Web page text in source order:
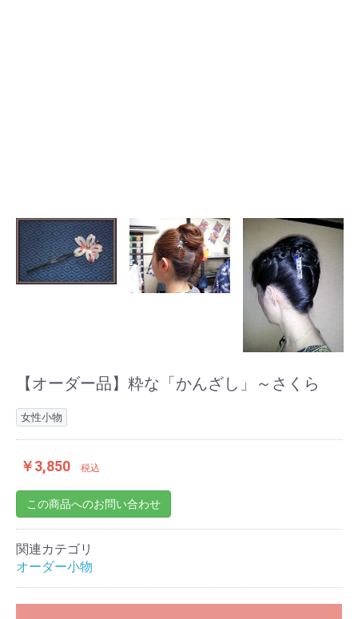
【オーダー品】粋な「かんざし」～さくら
女性小物
￥3,850 税込
この商品へのお問い合わせ
関連カテゴリ
オーダー小物